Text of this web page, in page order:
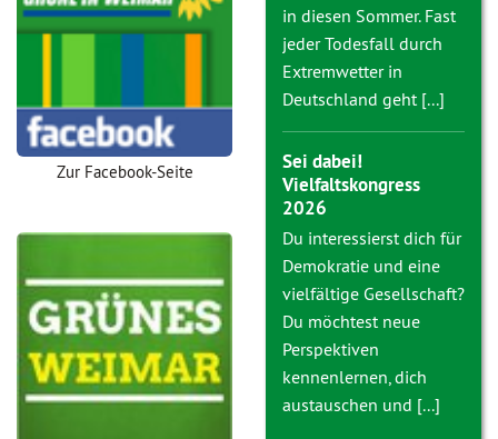
Zur Facebook-Seite
in diesen Sommer. Fast
jeder Todesfall durch
Extremwetter in
Deutschland geht [...]
Sei dabei!
Vielfaltskongress
2026
Du interessierst dich für
Demokratie und eine
vielfältige Gesellschaft?
Du möchtest neue
Perspektiven
kennenlernen, dich
austauschen und [...]